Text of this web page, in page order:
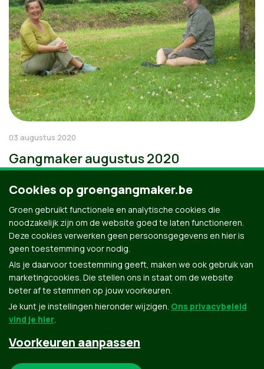
03 augustus 2020
Gangmaker augustus 2020
Groen.be
Cookies op groengangmaker.be
Groen gebruikt functionele en analytische cookies die
noodzakelijk zijn om de website goed te laten functioneren.
Deze cookies verwerken geen persoonsgegevens en hier is
geen toestemming voor nodig.
Als je daarvoor toestemming geeft, maken we ook gebruik van
marketingcookies. Die stellen ons in staat om de website
beter af te stemmen op jouw voorkeuren.
Je kunt je instellingen hieronder wijzigen. Ons privacybeleid
vind je hier.
Voorkeuren aanpassen